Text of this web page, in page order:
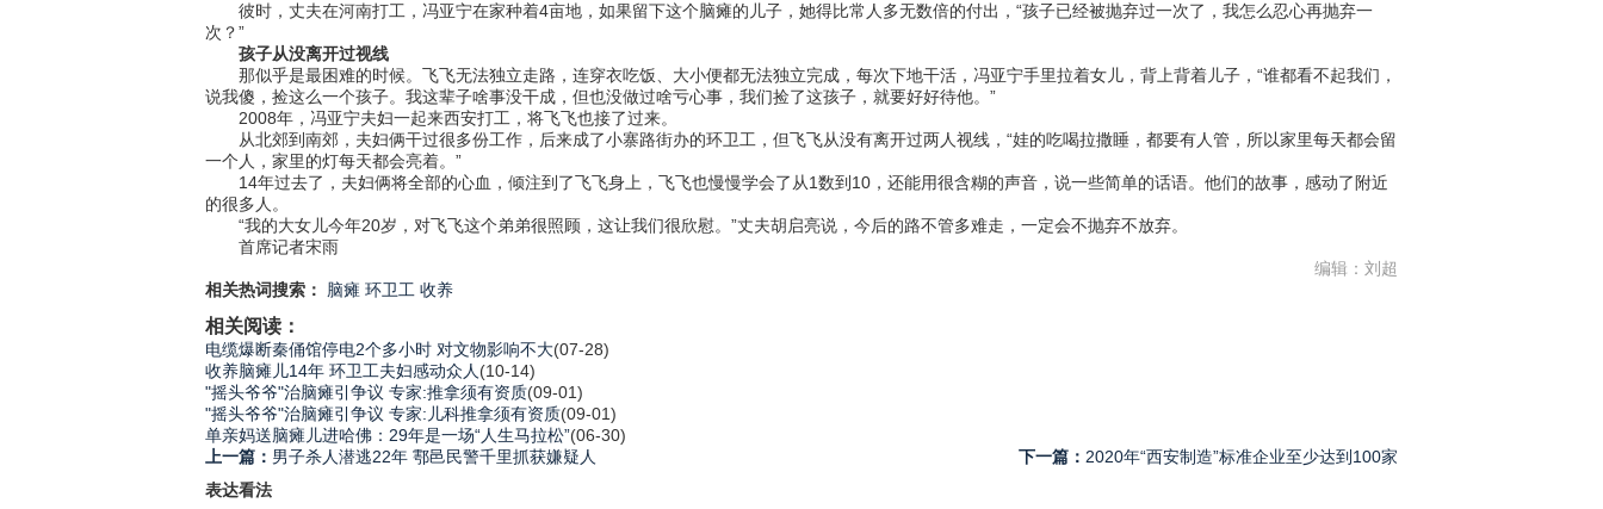
彼时，丈夫在河南打工，冯亚宁在家种着4亩地，如果留下这个脑瘫的儿子，她得比常人多无数倍的付出，“孩子已经被抛弃过一次了，我怎么忍心再抛弃一
次？”
孩子从没离开过视线
那似乎是最困难的时候。飞飞无法独立走路，连穿衣吃饭、大小便都无法独立完成，每次下地干活，冯亚宁手里拉着女儿，背上背着儿子，“谁都看不起我们，
说我傻，捡这么一个孩子。我这辈子啥事没干成，但也没做过啥亏心事，我们捡了这孩子，就要好好待他。”
2008年，冯亚宁夫妇一起来西安打工，将飞飞也接了过来。
从北郊到南郊，夫妇俩干过很多份工作，后来成了小寨路街办的环卫工，但飞飞从没有离开过两人视线，“娃的吃喝拉撒睡，都要有人管，所以家里每天都会留
一个人，家里的灯每天都会亮着。”
14年过去了，夫妇俩将全部的心血，倾注到了飞飞身上，飞飞也慢慢学会了从1数到10，还能用很含糊的声音，说一些简单的话语。他们的故事，感动了附近
的很多人。
“我的大女儿今年20岁，对飞飞这个弟弟很照顾，这让我们很欣慰。”丈夫胡启亮说，今后的路不管多难走，一定会不抛弃不放弃。
首席记者宋雨
编辑：刘超
相关热词搜索：
脑瘫 环卫工 收养
相关阅读：
电缆爆断秦俑馆停电2个多小时 对文物影响不大(07-28)
收养脑瘫儿14年 环卫工夫妇感动众人 (10-14)
"摇头爷爷"治脑瘫引争议 专家:推拿须有资质(09-01)
"摇头爷爷"治脑瘫引争议 专家:儿科推拿须有资质(09-01)
单亲妈送脑瘫儿进哈佛：29年是一场“人生马拉松”(06-30)
上一篇： 男子杀人潜逃22年 鄠邑民警千里抓获嫌疑人 下一篇： 2020年“西安制造”标准企业至少达到100家
表达看法